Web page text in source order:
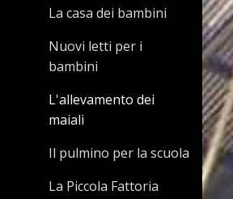
La casa dei bambini
Nuovi letti per i
bambini
L'allevamento dei
maiali
Il pulmino per la scuola
La Piccola Fattoria